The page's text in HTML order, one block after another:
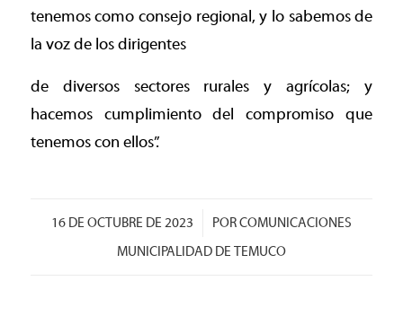
tenemos como consejo regional, y lo sabemos de
la voz de los dirigentes
de diversos sectores rurales y agrícolas; y
hacemos cumplimiento del compromiso que
tenemos con ellos”.
16 DE OCTUBRE DE 2023
/ PORCOMUNICACIONES
MUNICIPALIDAD DE TEMUCO